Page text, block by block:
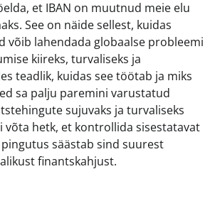
et IBAN on muutnud meie elu
See on näide sellest, kuidas
võib lahendada globaalse probleemi
kiireks, turvaliseks ja
teadlik, kuidas see töötab ja miks
sa palju paremini varustatud
sujuvaks ja turvaliseks
võta hetk, et kontrollida sisestatavat
pingutus säästab sind suurest
finantskahjust.